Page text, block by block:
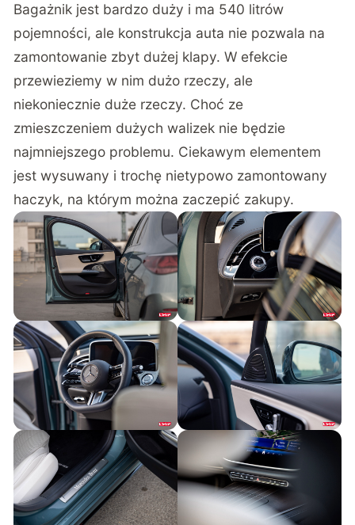
Bagażnik jest bardzo duży i ma 540 litrów
pojemności, ale konstrukcja auta nie pozwala na
zamontowanie zbyt dużej klapy. W efekcie
przewieziemy w nim dużo rzeczy, ale
niekoniecznie duże rzeczy. Choć ze
zmieszczeniem dużych walizek nie będzie
najmniejszego problemu. Ciekawym elementem
jest wysuwany i trochę nietypowo zamontowany
haczyk, na którym można zaczepić zakupy.